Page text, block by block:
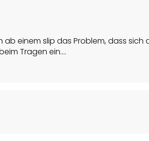
einem slip das Problem, dass sich
Tragen ein.